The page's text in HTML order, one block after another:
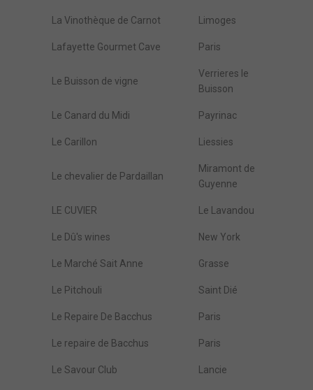
La Vinothèque de Carnot Limoges
Lafayette Gourmet Cave Paris
Le Buisson de vigne
Verrieres le
Buisson
Le Canard du Midi Payrinac
Le Carillon Liessies
Le chevalier de Pardaillan
Miramont de
Guyenne
LE CUVIER Le Lavandou
Le Dû's wines New York
Le Marché Sait Anne Grasse
Le Pitchouli Saint Dié
Le Repaire De Bacchus Paris
Le repaire de Bacchus Paris
Le Savour Club Lancie